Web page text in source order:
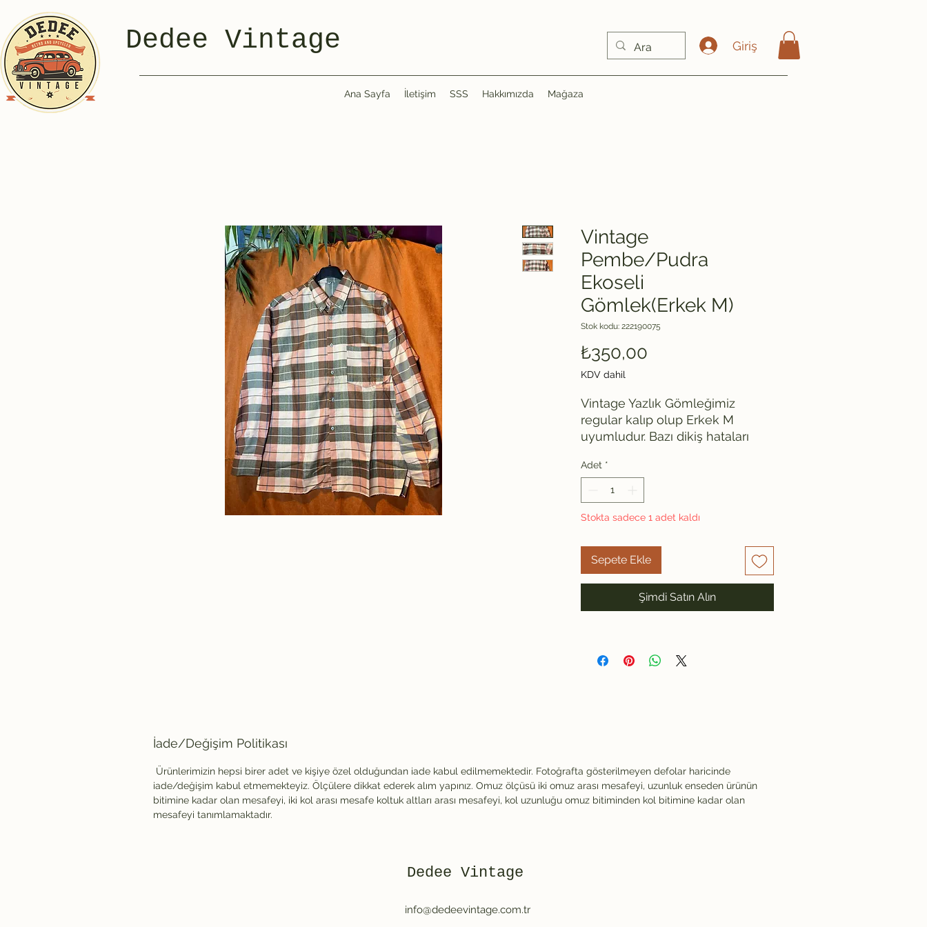
Dedee Vintage Giriş
Ana Sayfa İletişim SSS Hakkımızda Mağaza
Vintage
Pembe/Pudra
Ekoseli
Gömlek(Erkek M)
Stok kodu: 222190075
₺350,00
KDV dahil
Vintage Yazlık Gömleğimiz
regular kalıp olup Erkek M
uyumludur. Bazı dikiş hataları
yıllarda kapanan bir atölyeden
alınmıştır. Fiyatı dikiş hataları
dolayısı ile uygun tutulmuştur.
Omuz: 46 Uzunluk: 66 İki kol
Adet *
Stokta sadece 1 adet kaldı
Sepete Ekle
Şimdi Satın Alın
İade/Değişim Politikası
Ürünlerimizin hepsi birer adet ve kişiye özel olduğundan iade kabul edilmemektedir. Fotoğrafta gösterilmeyen defolar haricinde
iade/değişim kabul etmemekteyiz. Ölçülere dikkat ederek alım yapınız. Omuz ölçüsü iki omuz arası mesafeyi, uzunluk enseden ürünün
bitimine kadar olan mesafeyi, iki kol arası mesafe koltuk altları arası mesafeyi, kol uzunluğu omuz bitiminden kol bitimine kadar olan
mesafeyi tanımlamaktadır.
Dedee Vintage
info@dedeevintage.com.tr